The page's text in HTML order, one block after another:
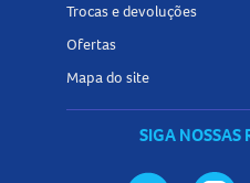
Trocas e devoluções
Ofertas
Mapa do site
SIGA NOSSAS